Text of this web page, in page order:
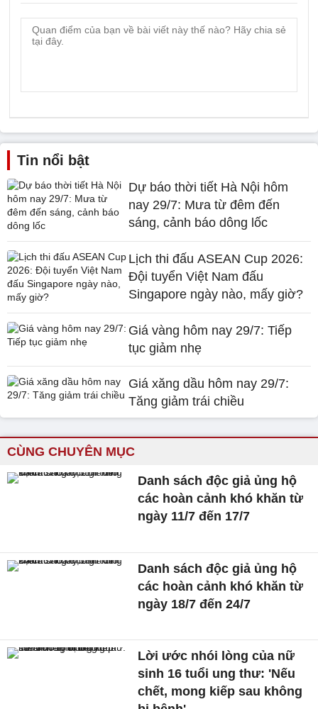
Tin nổi bật
Dự báo thời tiết Hà Nội hôm
nay 29/7: Mưa từ đêm đến
sáng, cảnh báo dông lốc
Lịch thi đấu ASEAN Cup 2026:
Đội tuyển Việt Nam đấu
Singapore ngày nào, mấy giờ?
Giá vàng hôm nay 29/7: Tiếp
tục giảm nhẹ
Giá xăng dầu hôm nay 29/7:
Tăng giảm trái chiều
CÙNG CHUYÊN MỤC
Danh sách độc giả ủng hộ
các hoàn cảnh khó khăn từ
ngày 11/7 đến 17/7
Danh sách độc giả ủng hộ
các hoàn cảnh khó khăn từ
ngày 18/7 đến 24/7
Lời ước nhói lòng của nữ
sinh 16 tuổi ung thư: 'Nếu
chết, mong kiếp sau không